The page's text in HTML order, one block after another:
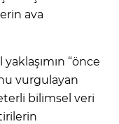
ava
“önce
vurgulayan
bilimsel veri